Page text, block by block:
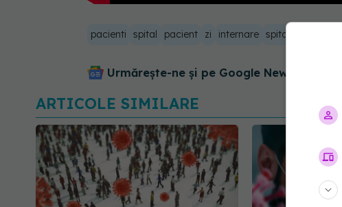
pacienti spital pacient zi internare spitalizare
Urmărește-ne și pe Google News -
ARTICOLE SIMILARE